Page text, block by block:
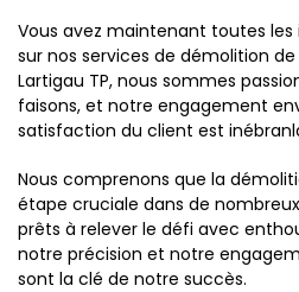
Vous avez maintenant toutes
sur nos services de démolition
Lartigau TP, nous sommes
faisons, et notre engagement
satisfaction du client est
Nous comprenons que la
étape cruciale dans de
prêts à relever le défi avec
notre précision et notre
sont la clé de notre succès.